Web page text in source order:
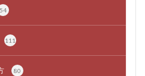
54
111
80